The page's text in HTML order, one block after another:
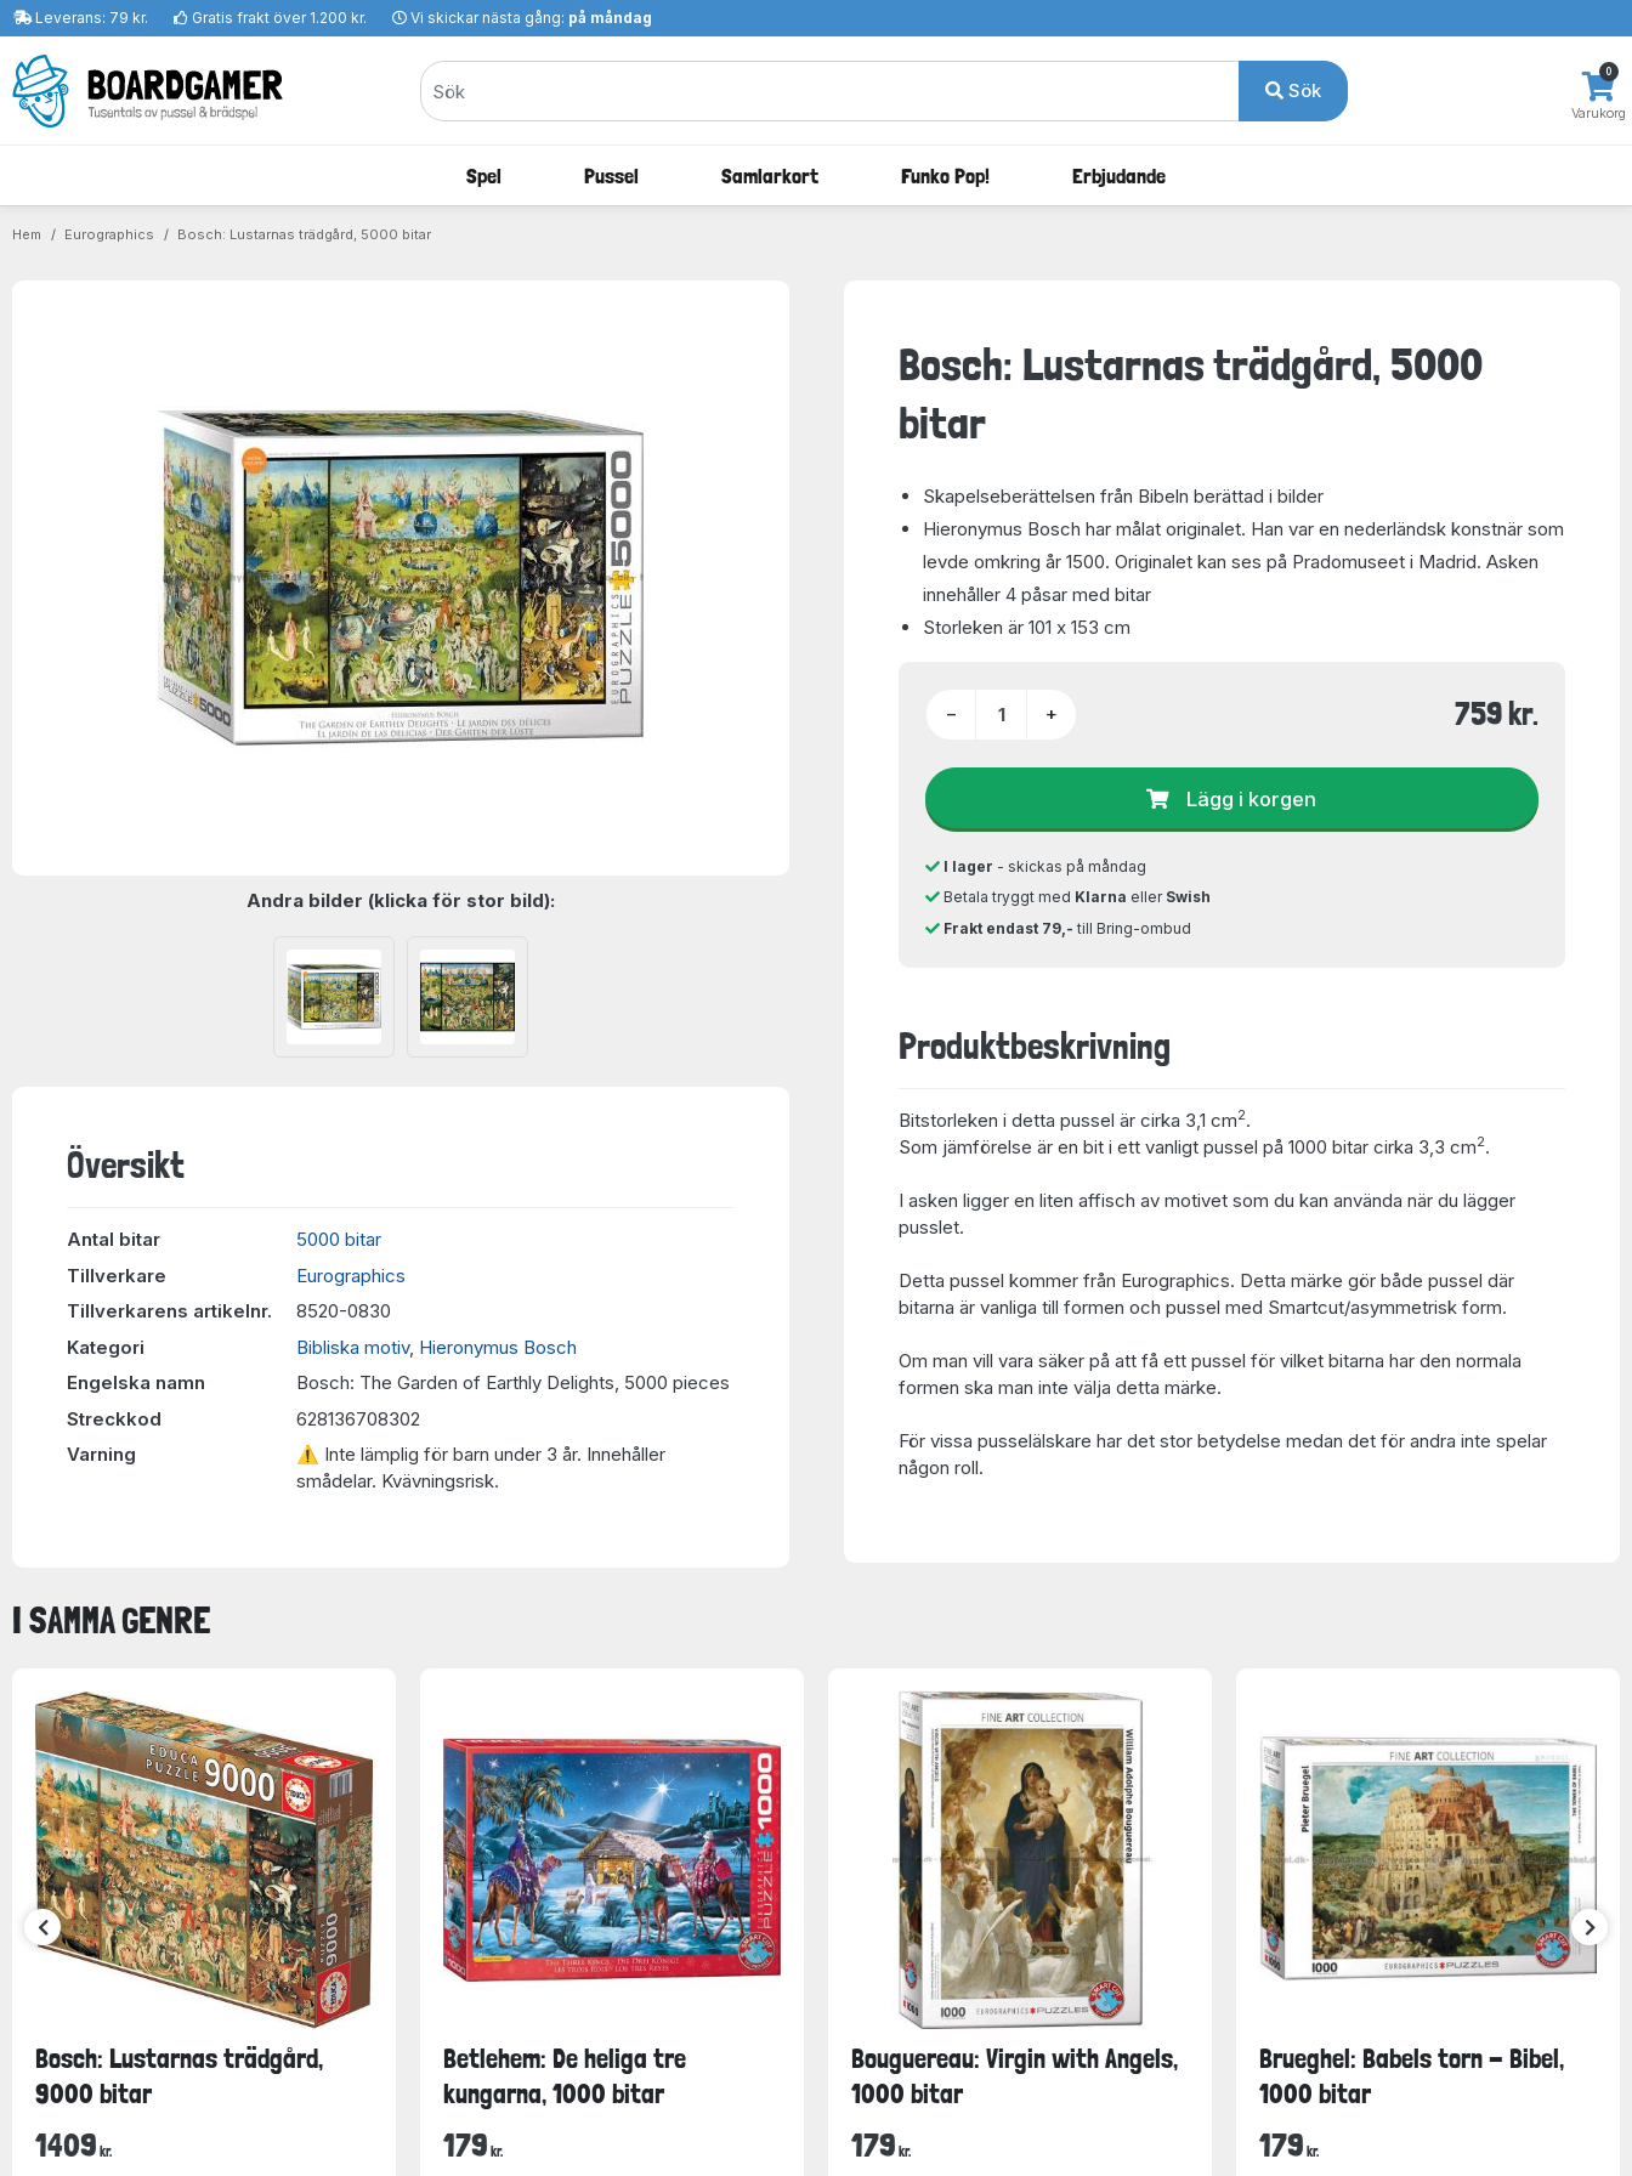
Leverans: 79 kr. Gratis frakt över 1.200 kr. Vi skickar nästa gång: på måndag
Sök
Varukorg
0
Spel Pussel Samlarkort Funko Pop! Erbjudande
Hem Eurographics Bosch: Lustarnas trädgård, 5000 bitar
Andra bilder (klicka för stor bild):
Översikt
Antal bitar
5000 bitar
Tillverkare
Eurographics
Tillverkarens artikelnr.
8520-0830
Kategori
Bibliska motiv, Hieronymus Bosch
Engelska namn
Bosch: The Garden of Earthly Delights, 5000 pieces
Streckkod
628136708302
Varning
⚠ Inte lämplig för barn under 3 år. Innehåller
smådelar. Kvävningsrisk.
Bosch: Lustarnas trädgård, 5000
bitar
Skapelseberättelsen från Bibeln berättad i bilder
Hieronymus Bosch har målat originalet. Han var en nederländsk konstnär som
levde omkring år 1500. Originalet kan ses på Pradomuseet i Madrid. Asken
innehåller 4 påsar med bitar
Storleken är 101 x 153 cm
− + 759 kr.
Lägg i korgen
I lager - skickas på måndag
Betala tryggt med Klarna eller Swish
Frakt endast 79,- till Bring-ombud
Produktbeskrivning
Bitstorleken i detta pussel är cirka 3,1 cm2.
Som jämförelse är en bit i ett vanligt pussel på 1000 bitar cirka 3,3 cm2.
I asken ligger en liten affisch av motivet som du kan använda när du lägger
pusslet.
Detta pussel kommer från Eurographics. Detta märke gör både pussel där
bitarna är vanliga till formen och pussel med Smartcut/asymmetrisk form.
Om man vill vara säker på att få ett pussel för vilket bitarna har den normala
formen ska man inte välja detta märke.
För vissa pusselälskare har det stor betydelse medan det för andra inte spelar
någon roll.
I SAMMA GENRE
Bosch: Lustarnas trädgård,
9000 bitar
1409 kr.
Betlehem: De heliga tre
kungarna, 1000 bitar
179 kr.
Bouguereau: Virgin with Angels,
1000 bitar
179 kr.
Brueghel: Babels torn - Bibel,
1000 bitar
179 kr.